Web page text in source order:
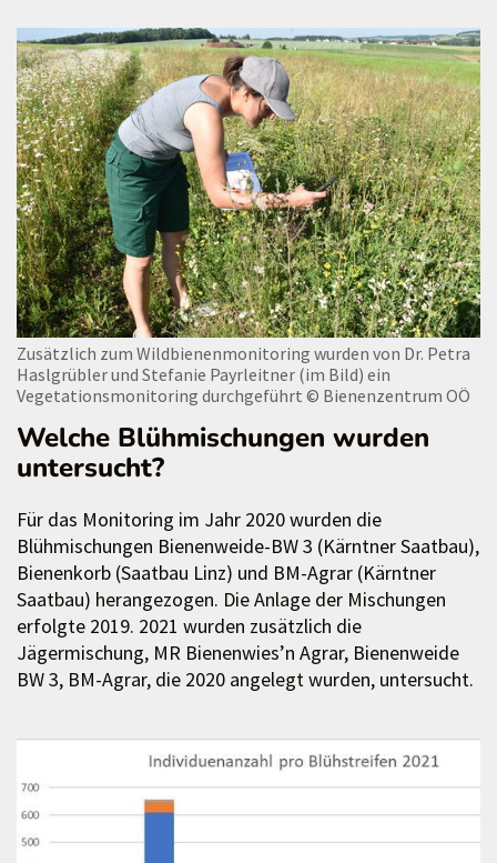
Zusätzlich zum Wildbienenmonitoring wurden von Dr. Petra
Haslgrübler und Stefanie Payrleitner (im Bild) ein
Vegetationsmonitoring durchgeführt © Bienenzentrum OÖ
Welche Blühmischungen wurden
untersucht?
Für das Monitoring im Jahr 2020 wurden die
Blühmischungen Bienenweide-BW 3 (Kärntner Saatbau),
Bienenkorb (Saatbau Linz) und BM-Agrar (Kärntner
Saatbau) herangezogen. Die Anlage der Mischungen
erfolgte 2019. 2021 wurden zusätzlich die
Jägermischung, MR Bienenwies’n Agrar, Bienenweide
BW 3, BM-Agrar, die 2020 angelegt wurden, untersucht.